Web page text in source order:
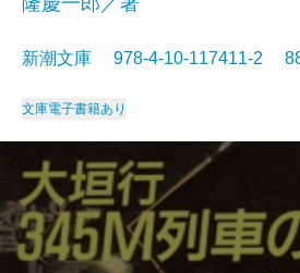
新潮文庫 978-4-10-117411-2
文庫電子書籍あり